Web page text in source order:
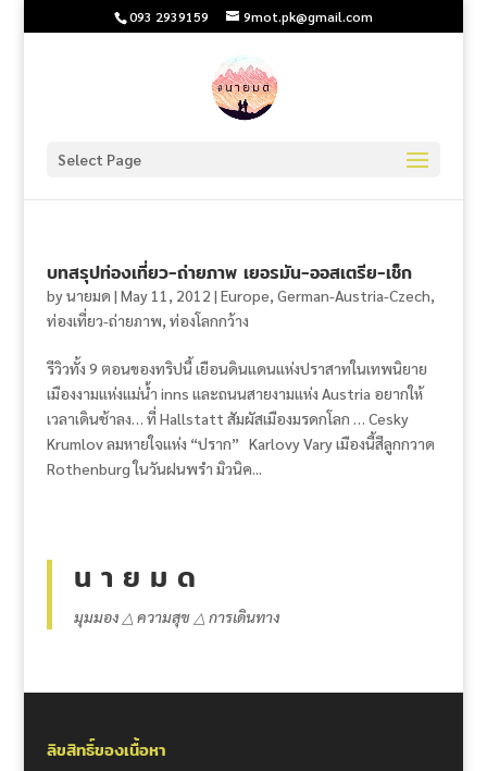
093 2939159 9mot.pk@gmail.com
Select Page
บทสรุปท่องเที่ยว-ถ่ายภาพ เยอรมัน-ออสเตรีย-เช็ก
byนายมด | May 11, 2012 | Europe, German-Austria-Czech,
ท่องเที่ยว-ถ่ายภาพ, ท่องโลกกว้าง
รีวิวทั้ง 9 ตอนของทริปนี้ เยือนดินแดนแห่งปราสาทในเทพนิยาย
เมืองงามแห่งแม่น้ำ inns และถนนสายงามแห่ง Austria อยากให้
เวลาเดินช้าลง… ที่ Hallstatt สัมผัสเมืองมรดกโลก … Cesky
Krumlov ลมหายใจแห่ง “ปราก” Karlovy Vary เมืองนี้สีลูกกวาด
Rothenburg ในวันฝนพรำ มิวนิค...
น า ย ม ด
มุมมอง △ ความสุข △ การเดินทาง
ลิขสิทธิ์ของเนื้อหา